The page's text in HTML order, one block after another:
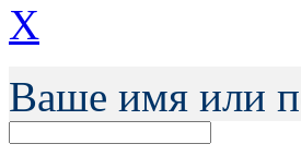
X
Ваше имя или